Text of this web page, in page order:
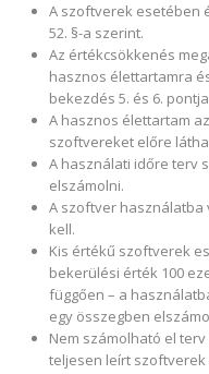
A szoftverek esetében
52. §-a szerint.
Az értékcsökkenés
hasznos élettartamra
bekezdés 5. és 6.
A hasznos élettartam
szoftvereket előre
A használati időre terv
elszámolni.
A szoftver
kell.
Kis értékű szoftverek
bekerülési érték 100
függően – a
egy összegben
Nem számolható el
teljesen leírt szoftverek